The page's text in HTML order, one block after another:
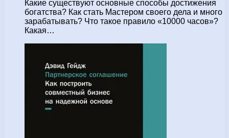
Какие существуют основные способы достижения
богатства? Как стать Мастером своего дела и много
зарабатывать? Что такое правило «10000 часов»?
Какая…